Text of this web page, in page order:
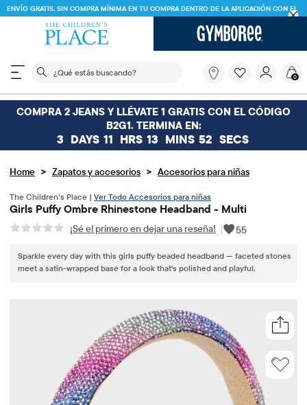
ENVÍO GRATIS. SIN COMPRA MÍNIMA EN TU COMPRA DENTRO DE LA APLICACIÓN CON EL
CÓDIGO
El siguiente campo de búsqueda filtra las
buscando?
0
COMPRA 2 JEANS Y LLÉVATE 1 GRATIS CON EL CÓDIGO
B2G1. TERMINA EN:
3 DAYS 11 HRS 13 MINS 52 SECS
Home > Zapatos y accesorios > Accesorios para niñas
The Children’s Place | Ver Todo Accesorios para niñas
Girls Puffy Ombre Rhinestone Headband - Multi
¡Sé el primero en dejar una reseña! | 55
Sparkle every day with this girls puffy beaded headband — faceted stones
meet a satin-wrapped base for a look that's polished and playful.